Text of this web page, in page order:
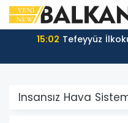
15:02 Tefeyyüz
Insansız Hava